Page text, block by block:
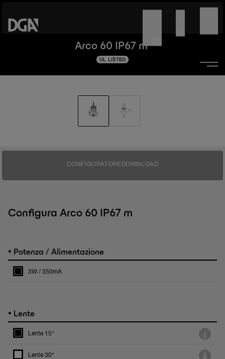
Arco 60 IP67 m
UL LISTED
CONFIGURATORE DOWNLOAD
Configura Arco 60 IP67 m
• Potenza / Alimentazione
3W / 350mA
• Lente
Lente 15°
Lente 30°